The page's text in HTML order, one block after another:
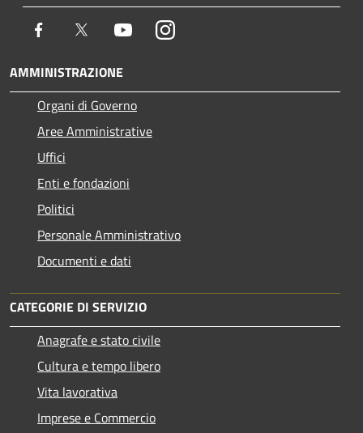
Facebook Twitter YoutubeInstagram
AMMINISTRAZIONE
Organi di Governo
Aree Amministrative
Uffici
Enti e fondazioni
Politici
Personale Amministrativo
Documenti e dati
CATEGORIE DI SERVIZIO
Anagrafe e stato civile
Cultura e tempo libero
Vita lavorativa
Imprese e Commercio